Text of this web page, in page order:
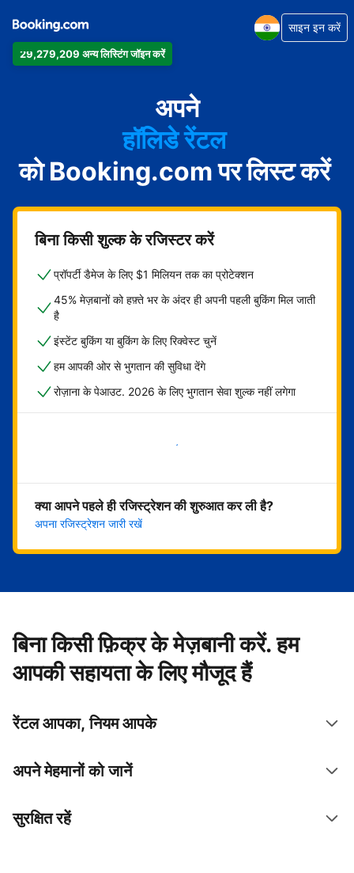
29,279,209 अन्य लिस्टिंग जॉइन करें
साइन इन करें
अपने
अपार्टमेंट
होटल
हॉलिडे रेंटल
गेस्ट हाउस
बेड एंड ब्रेकफ़ास्ट
को Booking.com पर लिस्ट करें
बिना किसी शुल्क के रजिस्टर करें
प्रॉपर्टी डैमेज के लिए $1 मिलियन तक का प्रोटेक्शन
45% मेज़बानों को हफ़्ते भर के अंदर ही अपनी पहली बुकिंग मिल जाती
है
इंस्टेंट बुकिंग या बुकिंग के लिए रिक्वेस्ट चुनें
हम आपकी ओर से भुगतान की सुविधा देंगे
रोज़ाना के पेआउट. 2026 के लिए भुगतान सेवा शुल्क नहीं लगेगा
अभी शुरू करें
क्या आपने पहले ही रजिस्ट्रेशन की शुरुआत कर ली है?
अपना रजिस्ट्रेशन जारी रखें
बिना किसी फ़िक्र के मेज़बानी करें. हम
आपकी सहायता के लिए मौजूद हैं
रेंटल आपका, नियम आपके
अपने मेहमानों को जानें
सुरक्षित रहें